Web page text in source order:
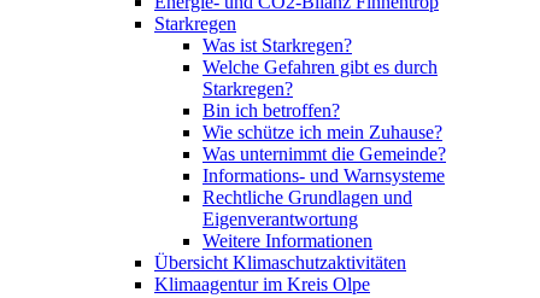
Starkregen
Was ist Starkregen?
Welche Gefahren gibt es durch
Starkregen?
Bin ich betroffen?
Wie schütze ich mein Zuhause?
Was unternimmt die Gemeinde?
Informations- und Warnsysteme
Rechtliche Grundlagen und
Eigenverantwortung
Weitere Informationen
Übersicht Klimaschutzaktivitäten
Klimaagentur im Kreis Olpe